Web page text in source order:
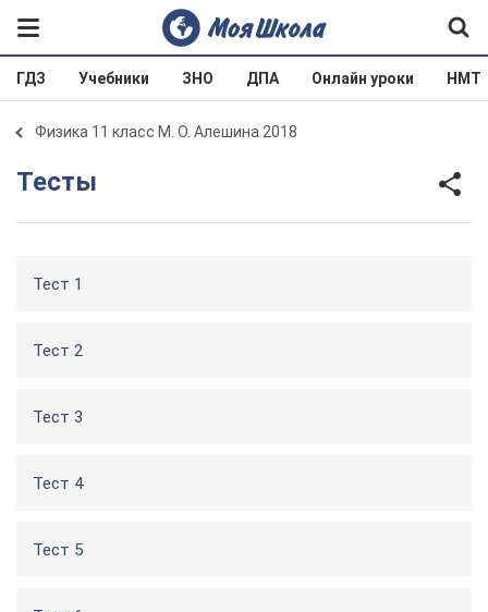
ГДЗ Учебники ЗНО ДПА Онлайн уроки НМТ
Физика 11 класс М. О. Алешина 2018
Тесты
Тест 1
Тест 2
Тест 3
Тест 4
Тест 5